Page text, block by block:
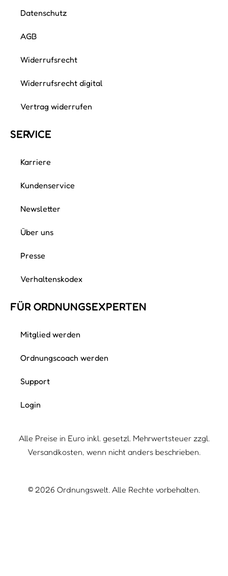
Datenschutz
AGB
Widerrufsrecht
Widerrufsrecht digital
Vertrag widerrufen
SERVICE
Karriere
Kundenservice
Newsletter
Über uns
Presse
Verhaltenskodex
FÜR ORDNUNGS­EXPERTEN
Mitglied werden
Ordnungscoach werden
Support
Login
Alle Preise in Euro inkl. gesetzl. Mehrwertsteuer zzgl.
Versandkosten, wenn nicht anders beschrieben.
© 2026 Ordnungswelt. Alle Rechte vorbehalten.